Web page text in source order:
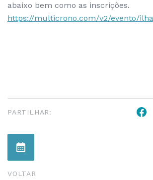
abaixo bem como as inscrições.
https://multicrono.com/v2/evento/
PARTILHAR:
VOLTAR